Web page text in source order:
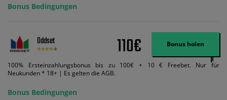
Bonus Bedingungen
Oddset 110€ Bonus holen
100% Ersteinzahlungsbonus bis zu 100€ + 10 € Freebet. Nur für
Neukunden * 18+ | Es gelten die AGB.
Bonus Bedingungen